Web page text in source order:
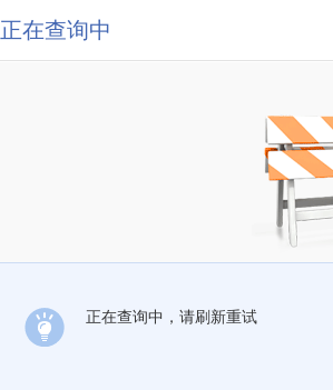
正在查询中
正在查询中，请刷新重试